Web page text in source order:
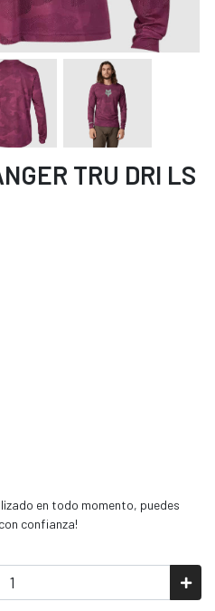
TRU DRI LS
en todo momento, puedes
confianza!